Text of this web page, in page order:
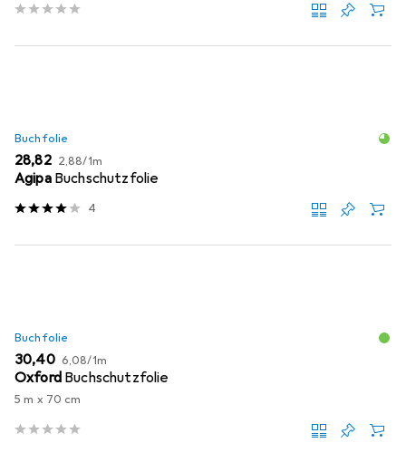
Buchfolie
EUR
28,82 EUR
2,88/1m
Agipa Buchschutzfolie
4
Buchfolie
EUR
30,40 EUR
6,08/1m
Oxford Buchschutzfolie
5 m x 70 cm